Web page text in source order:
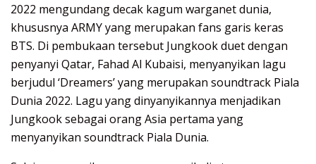
2022 mengundang decak kagum warganet dunia,
khususnya ARMY yang merupakan fans garis keras
BTS. Di pembukaan tersebut Jungkook duet dengan
penyanyi Qatar, Fahad Al Kubaisi, menyanyikan lagu
berjudul ‘Dreamers’ yang merupakan soundtrack Piala
Dunia 2022. Lagu yang dinyanyikannya menjadikan
Jungkook sebagai orang Asia pertama yang
menyanyikan soundtrack Piala Dunia.